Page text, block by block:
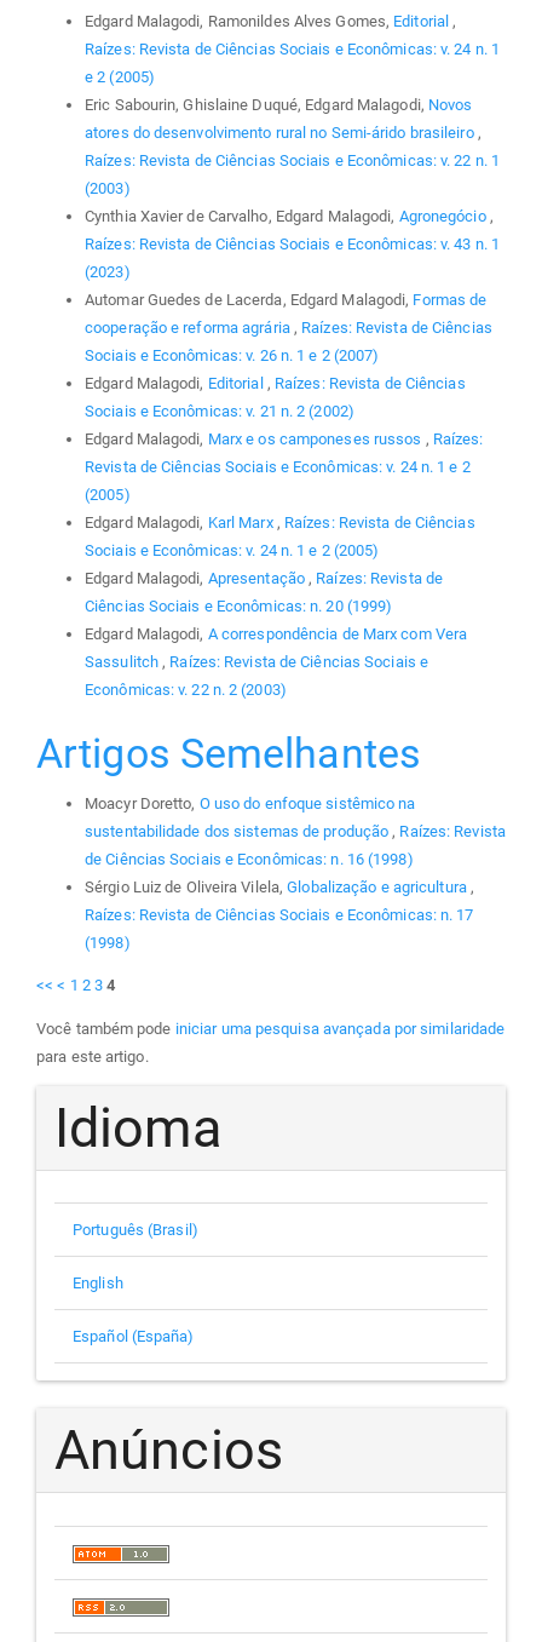
Edgard Malagodi, Ramonildes Alves Gomes, Editorial ,
Raízes: Revista de Ciências Sociais e Econômicas: v. 24 n. 1
e 2 (2005)
Eric Sabourin, Ghislaine Duqué, Edgard Malagodi, Novos
atores do desenvolvimento rural no Semi-árido brasileiro ,
Raízes: Revista de Ciências Sociais e Econômicas: v. 22 n. 1
(2003)
Cynthia Xavier de Carvalho, Edgard Malagodi, Agronegócio ,
Raízes: Revista de Ciências Sociais e Econômicas: v. 43 n. 1
(2023)
Automar Guedes de Lacerda, Edgard Malagodi, Formas de
cooperação e reforma agrária , Raízes: Revista de Ciências
Sociais e Econômicas: v. 26 n. 1 e 2 (2007)
Edgard Malagodi, Editorial , Raízes: Revista de Ciências
Sociais e Econômicas: v. 21 n. 2 (2002)
Edgard Malagodi, Marx e os camponeses russos , Raízes:
Revista de Ciências Sociais e Econômicas: v. 24 n. 1 e 2
(2005)
Edgard Malagodi, Karl Marx , Raízes: Revista de Ciências
Sociais e Econômicas: v. 24 n. 1 e 2 (2005)
Edgard Malagodi, Apresentação , Raízes: Revista de
Ciências Sociais e Econômicas: n. 20 (1999)
Edgard Malagodi, A correspondência de Marx com Vera
Sassulitch , Raízes: Revista de Ciências Sociais e
Econômicas: v. 22 n. 2 (2003)
Artigos Semelhantes
Moacyr Doretto, O uso do enfoque sistêmico na
sustentabilidade dos sistemas de produção, Raízes: Revista
de Ciências Sociais e Econômicas: n. 16 (1998)
Sérgio Luiz de Oliveira Vilela,Globalização e agricultura ,
Raízes: Revista de Ciências Sociais e Econômicas: n. 17
(1998)
<< < 1 2 3 4
Você também pode iniciar uma pesquisa avançada por similaridade
para este artigo.
Idioma
Português (Brasil)
English
Español (España)
Anúncios